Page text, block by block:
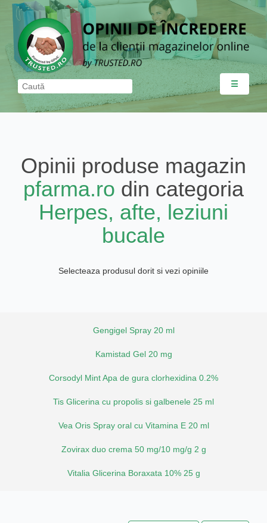
☰
Opinii produse magazin
pfarma.ro din categoria
Herpes, afte, leziuni
bucale
Selecteaza produsul dorit si vezi opiniile
Gengigel Spray 20 ml
Kamistad Gel 20 mg
Corsodyl Mint Apa de gura clorhexidina 0.2%
Tis Glicerina cu propolis si galbenele 25 ml
Vea Oris Spray oral cu Vitamina E 20 ml
Zovirax duo crema 50 mg/10 mg/g 2 g
Vitalia Glicerina Boraxata 10% 25 g